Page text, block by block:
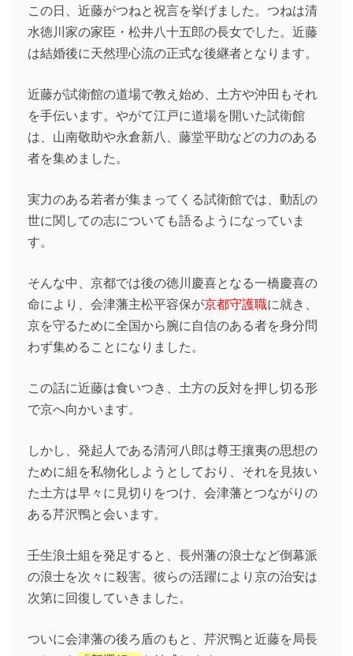
この日、近藤がつねと祝言を挙げました。つねは清
水徳川家の家臣・松井八十五郎の長女でした。近藤
は結婚後に天然理心流の正式な後継者となります。
近藤が試衛館の道場で教え始め、土方や沖田もそれ
を手伝います。やがて江戸に道場を開いた試衛館
は、山南敬助や永倉新八、藤堂平助などの力のある
者を集めました。
実力のある若者が集まってくる試衛館では、動乱の
世に関しての志についても語るようになっていま
す。
そんな中、京都では後の徳川慶喜となる一橋慶喜の
命により、会津藩主松平容保が京都守護職に就き、
京を守るために全国から腕に自信のある者を身分問
わず集めることになりました。
この話に近藤は食いつき、土方の反対を押し切る形
で京へ向かいます。
しかし、発起人である清河八郎は尊王攘夷の思想の
ために組を私物化しようとしており、それを見抜い
た土方は早々に見切りをつけ、会津藩とつながりの
ある芹沢鴨と会います。
壬生浪士組を発足すると、長州藩の浪士など倒幕派
の浪士を次々に殺害。彼らの活躍により京の治安は
次第に回復していきました。
ついに会津藩の後ろ盾のもと、芹沢鴨と近藤を局長